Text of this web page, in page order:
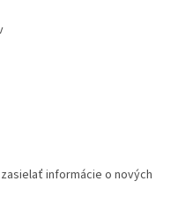
informácie o nových